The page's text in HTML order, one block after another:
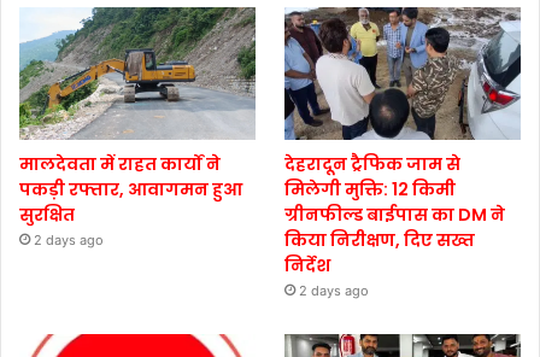
मालदेवता में राहत कार्यों ने
पकड़ी रफ्तार, आवागमन हुआ
सुरक्षित
2 days ago
देहरादून ट्रैफिक जाम से
मिलेगी मुक्ति: 12 किमी
ग्रीनफील्ड बाईपास का DM ने
किया निरीक्षण, दिए सख्त
निर्देश
2 days ago